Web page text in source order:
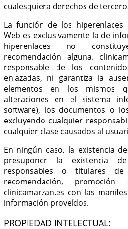
cualesquiera derechos de
La función de los hiperenlaces
Web es exclusivamente la de
hiperenlaces no
recomendación alguna.
responsable de los
enlazadas, ni garantiza la
elementos en los mismos
alteraciones en el sistema
software), los documentos o
excluyendo cualquier
cualquier clase causados al
En ningún caso, la existencia
presuponer la existencia
responsables o titulares
recomendación,
clinicamarzan.es con las
información proveídos.
PROPIEDAD INTELECTUAL: